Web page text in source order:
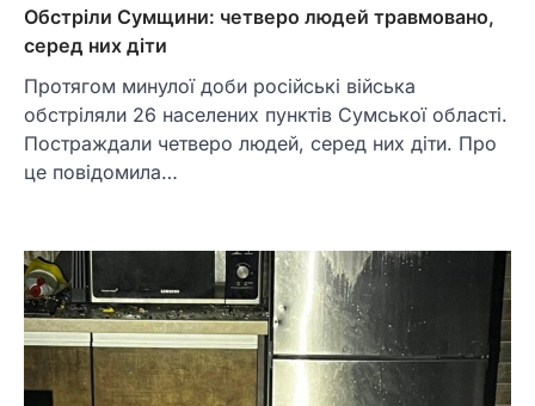
Обстріли Сумщини: четверо людей травмовано,
серед них діти
Протягом минулої доби російські війська
обстріляли 26 населених пунктів Сумської області.
Постраждали четверо людей, серед них діти. Про
це повідомила…